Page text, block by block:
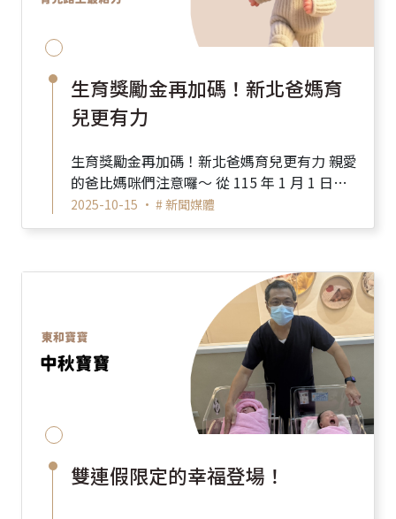
生育獎勵金再加碼！新北爸媽育
兒更有力
生育獎勵金再加碼！新北爸媽育兒更有力 親愛
的爸比媽咪們注意囉～ 從 115 年 1 月 1 日
2025-10-15 • # 新聞媒體
雙連假限定的幸福登場！